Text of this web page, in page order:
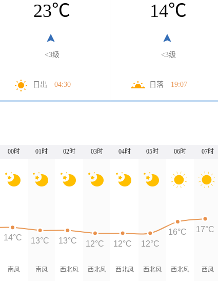
23℃
<3级
日出 04:30
14℃
<3级
日落 19:07
00时 01时 02时 03时 04时 05时 06时 07时
南风 南风 西北风 西北风 西北风 西北风 西北风 西风
14°C 13°C 13°C 12°C 12°C 12°C
16°C 17°C